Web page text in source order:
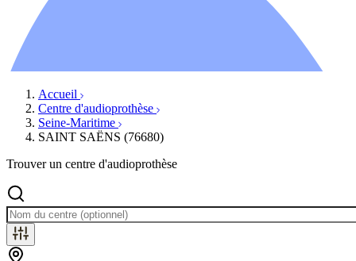
Évènements
Accueil
Centre d'audioprothèse
Seine-Maritime
SAINT SAËNS (76680)
Trouver un centre d'audioprothèse